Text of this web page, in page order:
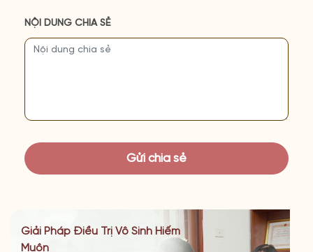
NỘI DUNG CHIA SẺ
Giải Pháp Điều Trị Vô Sinh Hiếm
Muộn